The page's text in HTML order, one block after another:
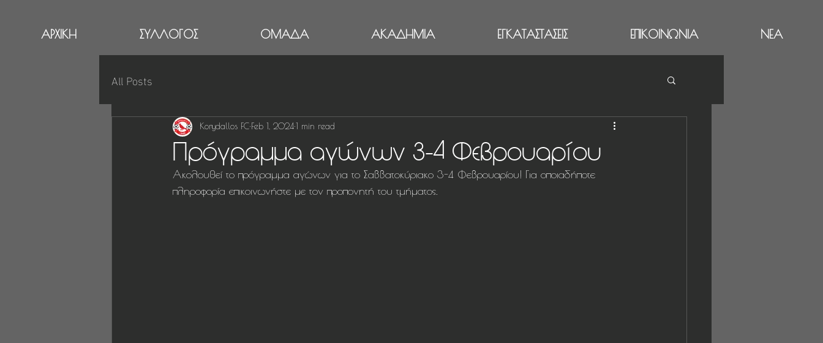
ΑΡΧΙΚΗ ΣΥΛΛΟΓΟΣ ΟΜΑΔΑ ΑΚΑΔΗΜΙΑ ΕΓΚΑΤΑΣΤΑΣΕΙΣ ΕΠΙΚΟΙΝΩΝΙΑ ΝΕΑ
All Posts
Πρόγραμμα αγώνων 3-4 Φεβρουαρίου
Korydallos FC Feb 1, 2024 1 min read
Ακολουθεί το πρόγραμμα αγώνων για το Σαββατοκύριακο 3-4 Φεβρουαρίου! Για οποιαδήποτε
πληροφορία επικοινωνήστε με τον προπονητή του τμήματος.